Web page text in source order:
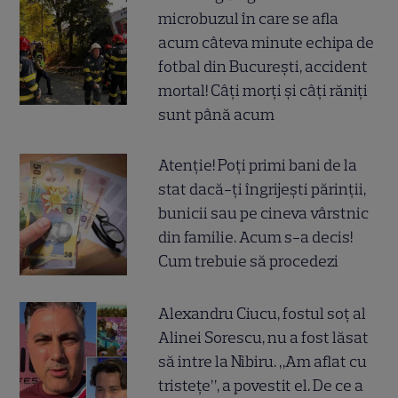
microbuzul în care se afla
acum câteva minute echipa de
fotbal din București, accident
mortal! Câți morți și câți răniți
sunt până acum
Atenție! Poți primi bani de la
stat dacă-ți îngrijești părinții,
bunicii sau pe cineva vârstnic
din familie. Acum s-a decis!
Cum trebuie să procedezi
Alexandru Ciucu, fostul soț al
Alinei Sorescu, nu a fost lăsat
să intre la Nibiru. „Am aflat cu
tristețe”, a povestit el. De ce a